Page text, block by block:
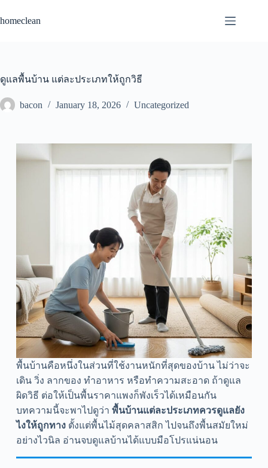
homeclean
ดูแลพื้นบ้าน แต่ละประเภทให้ถูกวิธี
bacon January 18, 2026 Uncategorized
พื้นบ้านคือหนึ่งในส่วนที่ใช้งานหนักที่สุดของบ้าน ไม่ว่าจะ
เดิน วิ่ง ลากของ ทำอาหาร หรือทำความสะอาด ถ้าดูแล
ผิดวิธี ต่อให้เป็นพื้นราคาแพงก็พังเร็วได้เหมือนกัน
บทความนี้จะพาไปดูว่า พื้นบ้านแต่ละประเภทควรดูแลยัง
ไงให้ถูกทางตั้งแต่พื้นไม้สุดคลาสสิก ไปจนถึงพื้นสมัยใหม่
อย่างไวนิล อ่านจบดูแลบ้านได้แบบมือโปรแน่นอน